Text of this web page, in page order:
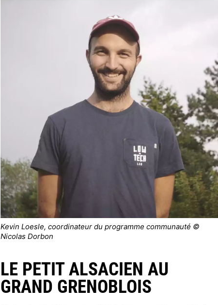
Kevin Loesle, coordinateur du programme communauté ©
Nicolas Dorbon
LE PETIT ALSACIEN AU
GRAND GRENOBLOIS